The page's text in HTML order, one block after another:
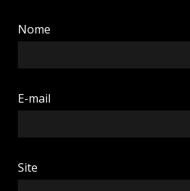
Nome
E-mail
Site